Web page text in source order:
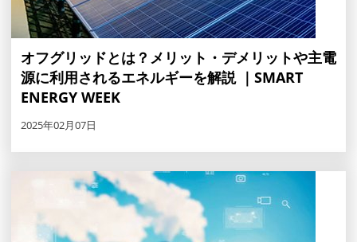
オフグリッドとは？メリット・デメリットや主電
源に利用されるエネルギーを解説 ｜SMART
ENERGY WEEK
2025年02月07日